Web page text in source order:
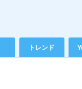
トレンド